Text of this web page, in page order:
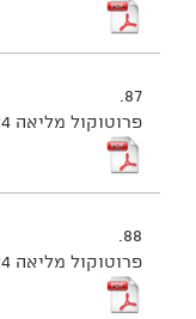
87.
פרוטוקול מליאה 6/24 מיום 7.5.24 - נגיש
88.
פרוטוקול מליאה 5/24 מיום 2.4.24 - נגיש